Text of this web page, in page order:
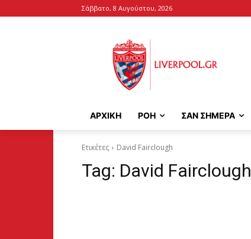
Σάββατο, 8 Αυγούστου, 2026
ΑΡΧΙΚΉ ΡΟΗ ΣΑΝ ΣΗΜΕΡΑ
Ετικέτες David Fairclough
Tag: David Fairclough